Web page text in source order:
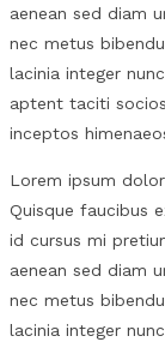
aenean sed diam
nec metus
lacinia integer
aptent taciti
inceptos
Lorem ipsum
Quisque faucibus
id cursus mi
aenean sed diam
nec metus
lacinia integer